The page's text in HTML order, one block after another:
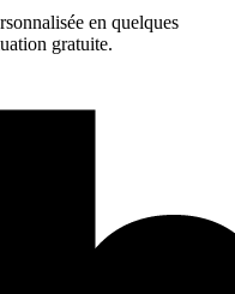
en quelques
gratuite.